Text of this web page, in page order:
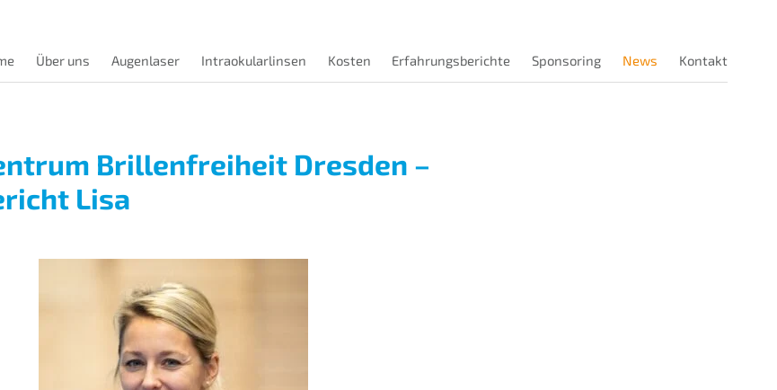
Über uns Augenlaser Intraokularlinsen Kosten Erfahrungsberichte Sponsoring News Kontakt
Brillenfreiheit Dresden –
Lisa